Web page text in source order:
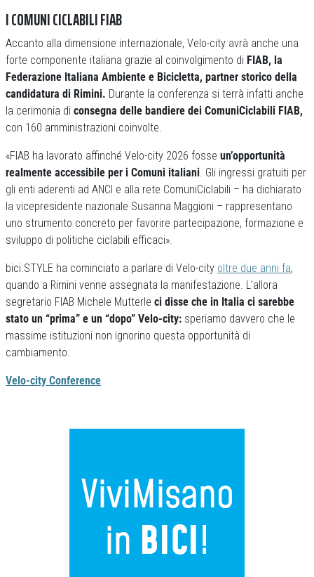
I COMUNI CICLABILI FIAB
Accanto alla dimensione internazionale, Velo-city avrà anche una
forte componente italiana grazie al coinvolgimento di FIAB, la
Federazione Italiana Ambiente e Bicicletta, partner storico della
candidatura di Rimini. Durante la conferenza si terrà infatti anche
la cerimonia di consegna delle bandiere dei ComuniCiclabili FIAB,
con 160 amministrazioni coinvolte.
«FIAB ha lavorato affinché Velo-city 2026 fosse un’opportunità
realmente accessibile per i Comuni italiani. Gli ingressi gratuiti per
gli enti aderenti ad ANCI e alla rete ComuniCiclabili – ha dichiarato
la vicepresidente nazionale Susanna Maggioni – rappresentano
uno strumento concreto per favorire partecipazione, formazione e
sviluppo di politiche ciclabili efficaci».
bici.STYLE ha cominciato a parlare di Velo-city oltre due anni fa,
quando a Rimini venne assegnata la manifestazione. L’allora
segretario FIAB Michele Mutterle ci disse che in Italia ci sarebbe
stato un “prima” e un “dopo” Velo-city: speriamo davvero che le
massime istituzioni non ignorino questa opportunità di
cambiamento.
Velo-city Conference